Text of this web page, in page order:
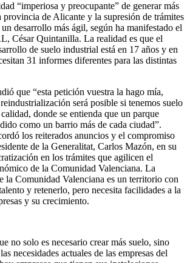
“imperiosa y preocupante” de generar más
provincia de Alicante y la supresión de trámites
desarrollo más ágil, según ha manifestado el
César Quintanilla. La realidad es que el
de suelo industrial está en 17 años y en
31 informes diferentes para las distintas
que “esta petición vuestra la hago mía,
será posible si tenemos suelo
donde se entienda que un parque
como un barrio más de cada ciudad”.
los reiterados anuncios y el compromiso
de la Generalitat, Carlos Mazón, en su
en los trámites que agilicen el
de la Comunidad Valenciana. La
la Comunidad Valenciana es un territorio con
y retenerlo, pero necesita facilidades a la
y su crecimiento.
no solo es necesario crear más suelo, sino
necesidades actuales de las empresas del